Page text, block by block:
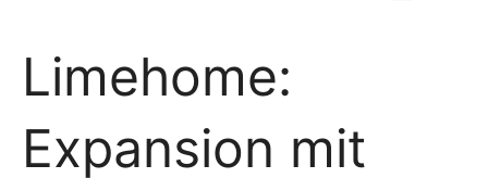
Limehome:
Expansion mit